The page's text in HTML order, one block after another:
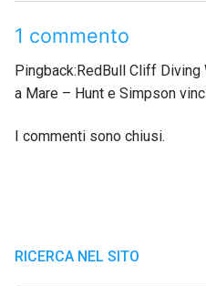
1 commento
Pingback:RedBull Cliff
a Mare – Hunt e Simpson
I commenti sono chiusi.
RICERCA NEL SITO